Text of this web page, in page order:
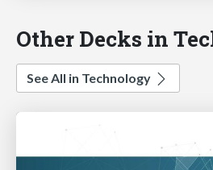
Other Decks in
See All in Technology